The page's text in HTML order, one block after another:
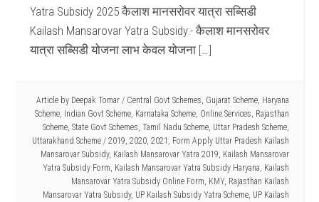
Yatra Subsidy 2025 कैलाश मानसरोवर यात्रा सब्सिडी
Kailash Mansarovar Yatra Subsidy:- कैलाश मानसरोवर
यात्रा सब्सिडी योजना लाभ केवल योजना […]
Article by Deepak Tomar / Central Govt Schemes, Gujarat Scheme, Haryana
Scheme, Indian Govt Scheme, Karnataka Scheme, Online Services, Rajasthan
Scheme, State Govt Schemes, Tamil Nadu Scheme, Uttar Pradesh Scheme,
Uttarakhand Scheme / 2019, 2020, 2021 , Form Apply Uttar Pradesh Kailash
Mansarovar Subsidy, Kailash Mansarovar Yatra 2019, Kailash Mansarovar
Yatra Subsidy Form, Kailash Mansarovar Yatra Subsidy Haryana, Kailash
Mansarovar Yatra Subsidy Online Form, KMY, Rajasthan Kailash
Mansarovar Yatra Subsidy, UP Kailash Subsidy Yatra Scheme, UP Kailash